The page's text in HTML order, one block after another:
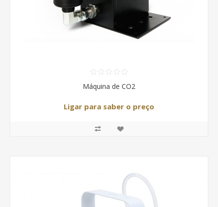
Máquina de CO2
Ligar para saber o preço